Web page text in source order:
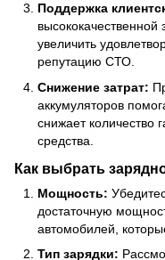
Поддержка
высококачественной
увеличить
репутацию СТО.
Снижение затрат:
аккумуляторов
снижает количество
средства.
Как выбрать
Мощность:
достаточную
автомобилей,
Тип зарядки: